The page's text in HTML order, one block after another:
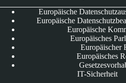
Europäische
Europäische
Europäische
Europäisches
Europäischer
Europäisches
IT-Sicherheit